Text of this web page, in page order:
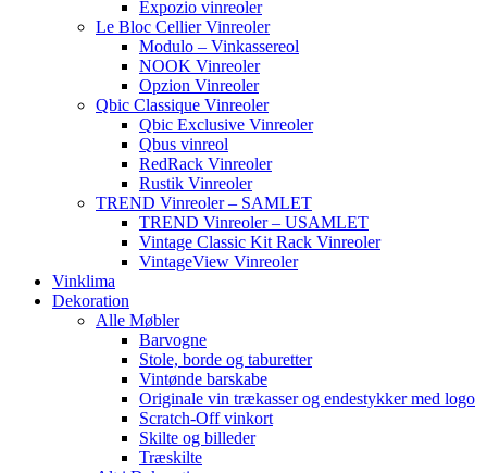
Expozio vinreoler
Le Bloc Cellier Vinreoler
Modulo – Vinkassereol
NOOK Vinreoler
Opzion Vinreoler
Qbic Classique Vinreoler
Qbic Exclusive Vinreoler
Qbus vinreol
RedRack Vinreoler
Rustik Vinreoler
TREND Vinreoler – SAMLET
TREND Vinreoler – USAMLET
Vintage Classic Kit Rack Vinreoler
VintageView Vinreoler
Vinklima
Dekoration
Alle Møbler
Barvogne
Stole, borde og taburetter
Vintønde barskabe
Originale vin trækasser og endestykker med logo
Scratch-Off vinkort
Skilte og billeder
Træskilte